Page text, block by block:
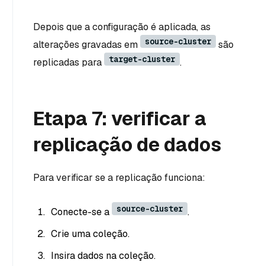
Depois que a configuração é aplicada, as
alterações gravadas em
source-cluster
são
replicadas para
target-cluster .
Etapa 7: verificar a
replicação de dados
Para verificar se a replicação funciona:
Conecte-se a source-cluster .
Crie uma coleção.
Insira dados na coleção.